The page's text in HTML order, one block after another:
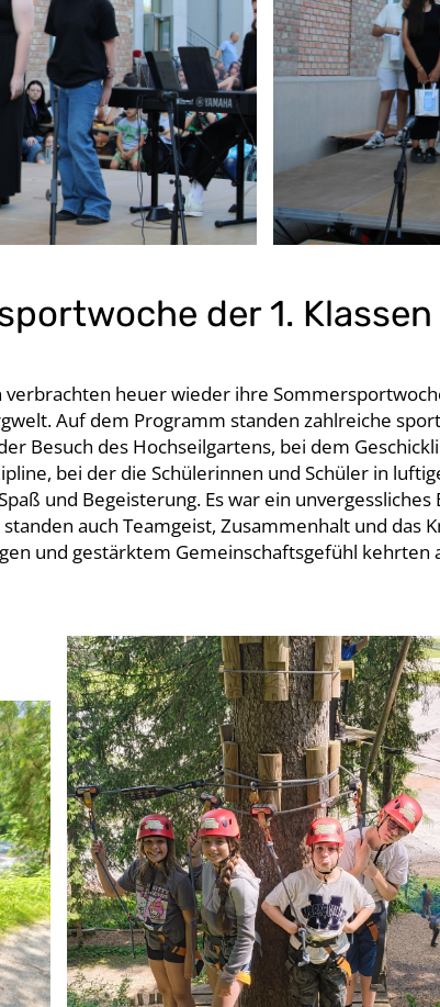
der 1.
verbrachten heuer wieder ihre
Auf dem Programm standen zahlreiche
Besuch des Hochseilgartens, bei dem
bei der die Schülerinnen und Schüler in
und Begeisterung. Es war ein unvergessliches
auch Teamgeist, Zusammenhalt und
und gestärktem Gemeinschaftsgefühl kehrten